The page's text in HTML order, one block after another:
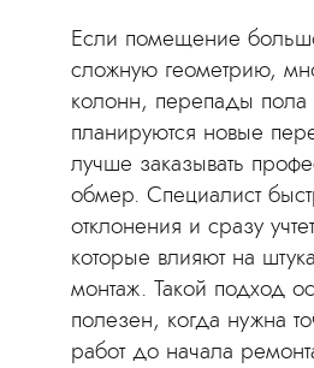
Если помещение
сложную геометрию,
колонн, перепады пола
планируются новые
лучше заказывать
обмер. Специалист
отклонения и сразу
которые влияют на
монтаж. Такой подход
полезен, когда нужна
работ до начала